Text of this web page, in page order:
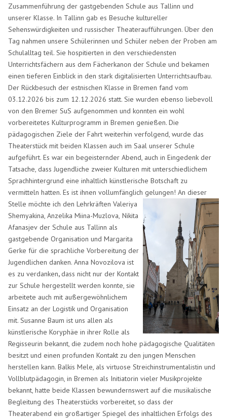
Zusammenführung der gastgebenden Schule aus Tallinn und
unserer Klasse. In Tallinn gab es Besuche kultureller
Sehenswürdigkeiten und russischer Theateraufführungen. Über den
Tag nahmen unsere Schülerinnen und Schüler neben der Proben am
Schulalltag teil. Sie hospitierten in den verschiedensten
Unterrichtsfächern aus dem Fächerkanon der Schule und bekamen
einen tieferen Einblick in den stark digitalisierten Unterrichtsaufbau.
Der Rückbesuch der estnischen Klasse in Bremen fand vom
03.12.2026 bis zum 12.12.2026 statt. Sie wurden ebenso liebevoll
von den Bremer SuS aufgenommen und konnten ein wohl
vorbereitetes Kulturprogramm in Bremen genießen. Die
pädagogischen Ziele der Fahrt weiterhin verfolgend, wurde das
Theaterstück mit beiden Klassen auch im Saal unserer Schule
aufgeführt. Es war ein begeisternder Abend, auch in Eingedenk der
Tatsache, dass Jugendliche zweier Kulturen mit unterschiedlichem
Sprachhintergrund eine inhaltlich künstlerische Botschaft zu
vermitteln hatten. Es ist ihnen vollumfänglich gelungen! An dieser
Stelle möchte ichden Lehrkräften Valeriya
Shemyakina, Anzelika Miina-Muzlova, Nikita
Afanasjev der Schule aus Tallinn als
gastgebende Organisation und Margarita
Gerke für die sprachliche Vorbereitung der
Jugendlichen danken. Anna Novozilova ist
es zu verdanken,dass nicht nur der Kontakt
zur Schule hergestellt werden konnte, sie
arbeitete auch mit außergewöhnlichem
Einsatz an der Logistik und Organisation
mit. Susanne Baum ist uns allen als
künstlerische Koryphäe in ihrer Rolle als
Regisseurin bekannt, die zudem noch hohe pädagogische Qualitäten
besitzt und einen profunden Kontakt zu den jungen Menschen
herstellen kann. Balkis Mele, als virtuose Streichinstrumentalistin und
Vollblutpädagogin, in Bremen als Initiatorin vieler Musikprojekte
bekannt, hatte beide Klassen bewundernswert auf die musikalische
Begleitung des Theaterstücks vorbereitet, so dass der
Theaterabend ein großartiger Spiegel des inhaltlichen Erfolgs des